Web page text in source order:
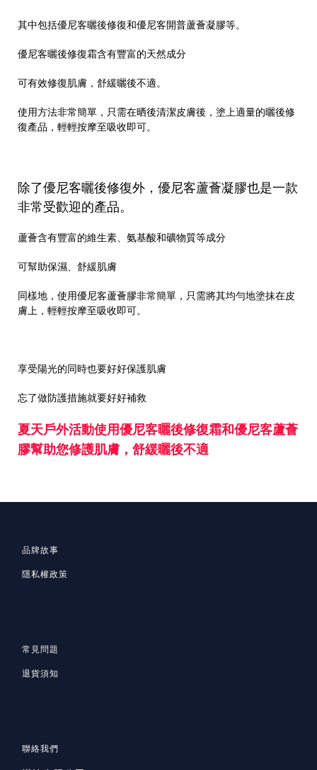
其中包括優尼客曬後修復和優尼客開普蘆薈凝膠等。
優尼客曬後修復霜含有豐富的天然成分
可有效修復肌膚，舒緩曬後不適。
使用方法非常簡單，只需在晒後清潔皮膚後，塗上適量的曬後修
復產品，輕輕按摩至吸收即可。
除了優尼客曬後修復外， 優尼客蘆薈凝膠也是一款
非常受歡迎的產品。
蘆薈含有豐富的維生素、氨基酸和礦物質等成分
可幫助保濕、舒緩肌膚
同樣地，使用優尼客蘆薈膠非常簡單，只需將其均勻地塗抹在皮
膚上，輕輕按摩至吸收即可。
享受陽光的同時也要好好保護肌膚
忘了做防護措施就要好好補救
夏天戶外活動使用優尼客曬後修復霜和優尼客蘆薈
膠幫助您修護肌膚，舒緩曬後不適
品牌故事
隱私權政策
常見問題
退貨須知
聯絡我們